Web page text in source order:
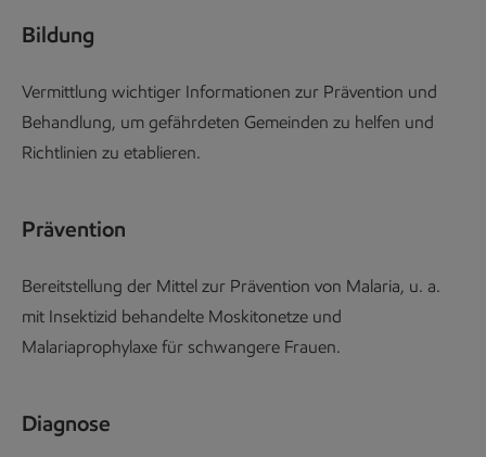
Bildung
Vermittlung wichtiger Informationen zur Prävention und
Behandlung, um gefährdeten Gemeinden zu helfen und
Richtlinien zu etablieren.
Prävention
Bereitstellung der Mittel zur Prävention von Malaria, u. a.
mit Insektizid behandelte Moskitonetze und
Malariaprophylaxe für schwangere Frauen.
Diagnose